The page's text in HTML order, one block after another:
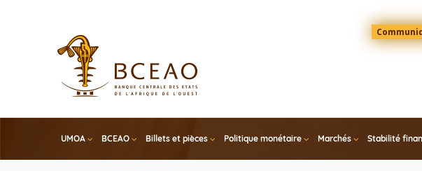
Menu
Top
UMOA BCEAO Billets et pièces Politique monétaire Marchés Stabilité